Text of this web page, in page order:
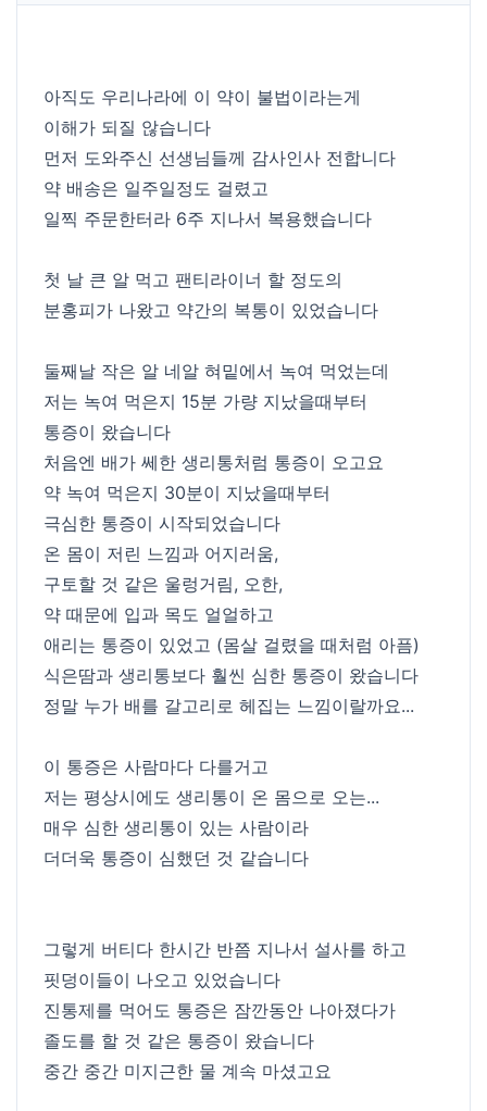
아직도 우리나라에 이 약이 불법이라는게
이해가 되질 않습니다
먼저 도와주신 선생님들께 감사인사 전합니다
약 배송은 일주일정도 걸렸고
일찍 주문한터라 6주 지나서 복용했습니다
첫 날 큰 알 먹고 팬티라이너 할 정도의
분홍피가 나왔고 약간의 복통이 있었습니다
둘째날 작은 알 네알 혀밑에서 녹여 먹었는데
저는 녹여 먹은지 15분 가량 지났을때부터
통증이 왔습니다
처음엔 배가 쎄한 생리통처럼 통증이 오고요
약 녹여 먹은지 30분이 지났을때부터
극심한 통증이 시작되었습니다
온 몸이 저린 느낌과 어지러움,
구토할 것 같은 울렁거림, 오한,
약 때문에 입과 목도 얼얼하고
애리는 통증이 있었고 (몸살 걸렸을 때처럼 아픔)
식은땀과 생리통보다 훨씬 심한 통증이 왔습니다
정말 누가 배를 갈고리로 헤집는 느낌이랄까요...
이 통증은 사람마다 다를거고
저는 평상시에도 생리통이 온 몸으로 오는...
매우 심한 생리통이 있는 사람이라
더더욱 통증이 심했던 것 같습니다
그렇게 버티다 한시간 반쯤 지나서 설사를 하고
핏덩이들이 나오고 있었습니다
진통제를 먹어도 통증은 잠깐동안 나아졌다가
졸도를 할 것 같은 통증이 왔습니다
중간 중간 미지근한 물 계속 마셨고요